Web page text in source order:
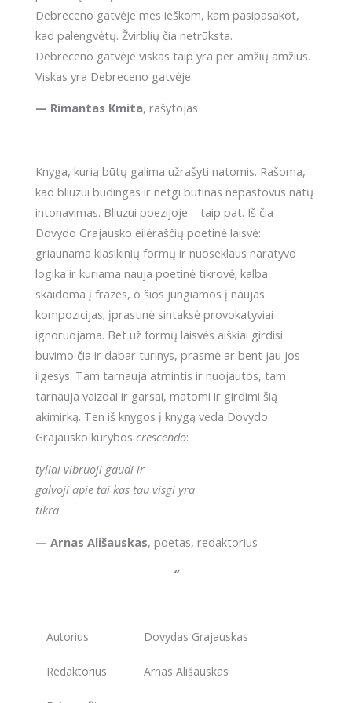
Debreceno gatvėje mes ieškom, kam pasipasakot,
kad palengvėtų. Žvirblių čia netrūksta.
Debreceno gatvėje viskas taip yra per amžių amžius.
Viskas yra Debreceno gatvėje.
— Rimantas Kmita, rašytojas
Knyga, kurią būtų galima užrašyti natomis. Rašoma,
kad bliuzui būdingas ir netgi būtinas nepastovus natų
intonavimas. Bliuzui poezijoje – taip pat. Iš čia –
Dovydo Grajausko eilėraščių poetinė laisvė:
griaunama klasikinių formų ir nuoseklaus naratyvo
logika ir kuriama nauja poetinė tikrovė; kalba
skaidoma į frazes, o šios jungiamos į naujas
kompozicijas; įprastinė sintaksė provokatyviai
ignoruojama. Bet už formų laisvės aiškiai girdisi
buvimo čia ir dabar turinys, prasmė ar bent jau jos
ilgesys. Tam tarnauja atmintis ir nuojautos, tam
tarnauja vaizdai ir garsai, matomi ir girdimi šią
akimirką. Ten iš knygos į knygą veda Dovydo
Grajausko kūrybos crescendo:
tyliai vibruoji gaudi ir
galvoji apie tai kas tau visgi yra
tikra
— Arnas Ališauskas, poetas, redaktorius
“
Autorius Dovydas Grajauskas
Redaktorius Arnas Ališauskas